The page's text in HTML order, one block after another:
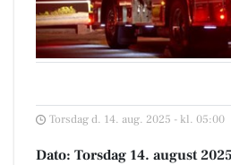
Torsdag d. 14. aug. 2025 - kl. 05:00
Dato: Torsdag 14. august